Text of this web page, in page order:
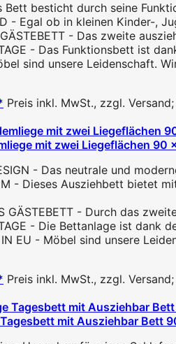
Bett besticht durch seine
- Egal ob in kleinen Kinder-,
GÄSTEBETT - Das zweite
- Das Funktionsbett ist
sind unsere Leidenschaft.
Preis inkl. MwSt., zzgl.
mit zwei Liegeflächen
- Das neutrale und
- Dieses Ausziehbett bietet
GÄSTEBETT - Durch das
- Die Bettanlage ist
IN EU - Möbel sind unsere
Preis inkl. MwSt., zzgl.
mit Ausziehbar